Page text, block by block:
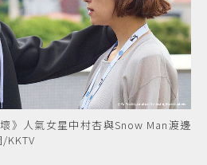
》人氣女星中村杏與Snow Man渡邊
/KKTV